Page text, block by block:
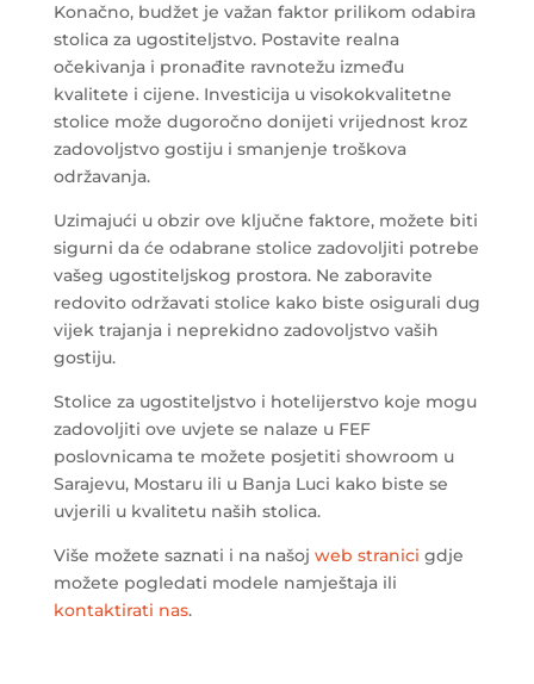
Konačno, budžet je važan faktor prilikom odabira
stolica za ugostiteljstvo. Postavite realna
očekivanja i pronađite ravnotežu između
kvalitete i cijene. Investicija u visokokvalitetne
stolice može dugoročno donijeti vrijednost kroz
zadovoljstvo gostiju i smanjenje troškova
održavanja.
Uzimajući u obzir ove ključne faktore, možete biti
sigurni da će odabrane stolice zadovoljiti potrebe
vašeg ugostiteljskog prostora. Ne zaboravite
redovito održavati stolice kako biste osigurali dug
vijek trajanja i neprekidno zadovoljstvo vaših
gostiju.
Stolice za ugostiteljstvo i hotelijerstvo koje mogu
zadovoljiti ove uvjete se nalaze u FEF
poslovnicama te možete posjetiti showroom u
Sarajevu, Mostaru ili u Banja Luci kako biste se
uvjerili u kvalitetu naših stolica.
Više možete saznati i na našoj web stranici gdje
možete pogledati modele namještaja ili
kontaktirati nas.